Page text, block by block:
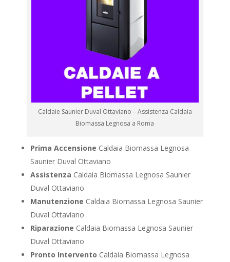
Caldaie Saunier Duval Ottaviano – Assistenza Caldaia
Biomassa Legnosa a Roma
Prima Accensione Caldaia Biomassa Legnosa
Saunier Duval Ottaviano
Assistenza Caldaia Biomassa Legnosa Saunier
Duval Ottaviano
Manutenzione Caldaia Biomassa Legnosa Saunier
Duval Ottaviano
Riparazione Caldaia Biomassa Legnosa Saunier
Duval Ottaviano
Pronto Intervento Caldaia Biomassa Legnosa